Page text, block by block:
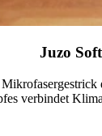
Juzo Soft
verbindet